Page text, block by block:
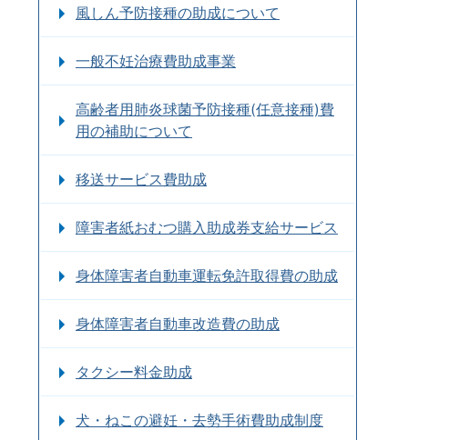
風しん予防接種の助成について
一般不妊治療費助成事業
高齢者用肺炎球菌予防接種(任意接種)費
用の補助について
移送サービス費助成
障害者紙おむつ購入助成券支給サービス
身体障害者自動車運転免許取得費の助成
身体障害者自動車改造費の助成
タクシー料金助成
犬・ねこの避妊・去勢手術費助成制度